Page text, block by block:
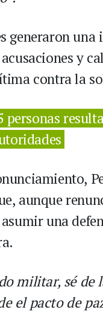
generaron
y
contra la
personas
aunque
una
militar, sé
el pacto de